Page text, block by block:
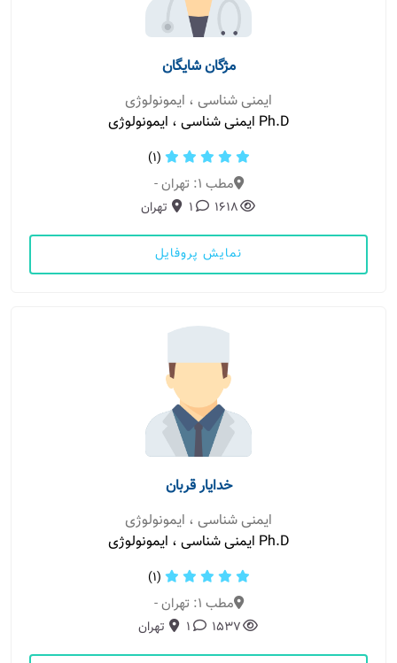
مژگان شایگان
ایمنی شناسی ، ایمونولوژی
Ph.D ایمنی شناسی ، ایمونولوژی
(1)
مطب 1: تهران -
1618
1 تهران
نمایش پروفایل
خدایار قربان
ایمنی شناسی ، ایمونولوژی
Ph.D ایمنی شناسی ، ایمونولوژی
(1)
مطب 1: تهران -
1537
1 تهران